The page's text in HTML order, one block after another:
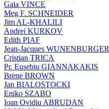
Gaia VINCE
Meg F. SCHNEIDER
Jim AL-KHALILI
Andrei KURKOV
Edith PIAF
Jean-Jacques WUNENBURGER
Cristian TRICA
Pr. Eusebiu GIANNAKAKIS
Brene BROWN
Jan BIALOSTOCKI
Eniko SZABO
Ioan Ovidiu ABRUDAN